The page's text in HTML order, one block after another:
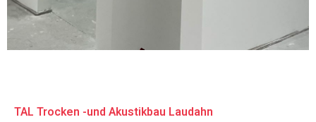
TAL Trocken -und Akustikbau Laudahn